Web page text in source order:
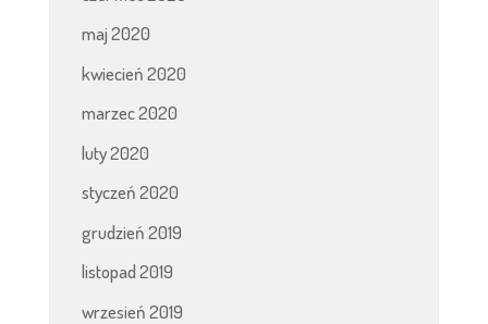
maj 2020
kwiecień 2020
marzec 2020
luty 2020
styczeń 2020
grudzień 2019
listopad 2019
wrzesień 2019